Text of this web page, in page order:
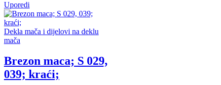
Uporedi
Dekla mača i dijelovi na deklu
mača
Brezon maca; S 029,
039; kraći;